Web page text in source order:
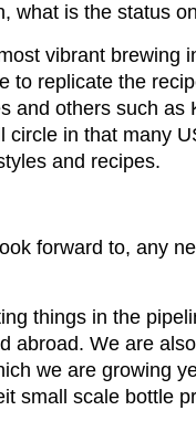
what is the status
vibrant brewing
to replicate the
and others such as
circle in that many
and recipes.
forward to, any
things in the
abroad. We are
we are growing
small scale bottle